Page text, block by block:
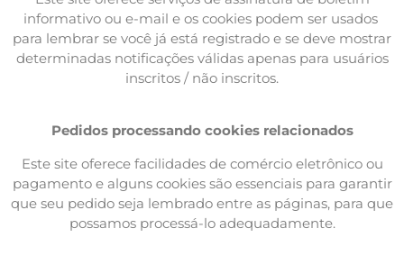
informativo ou e-mail e os cookies podem ser usados ​​
para lembrar se você já está registrado e se deve mostrar
determinadas notificações válidas apenas para usuários
inscritos / não inscritos.
Pedidos processando cookies relacionados
Este site oferece facilidades de comércio eletrônico ou
pagamento e alguns cookies são essenciais para garantir
que seu pedido seja lembrado entre as páginas, para que
possamos processá-lo adequadamente.